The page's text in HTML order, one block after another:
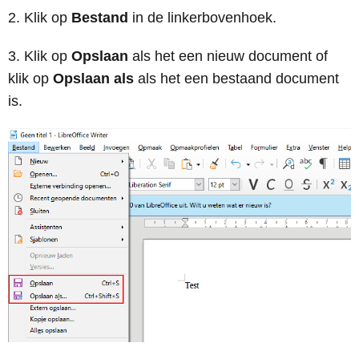
Klik op Bestand in de linkerbovenhoek.
Klik op Opslaan als het een nieuw document of
klik op Opslaan als als het een bestaand document
is.